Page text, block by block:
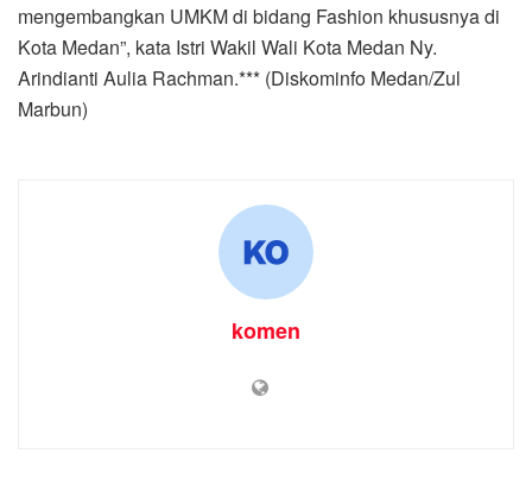
mengembangkan UMKM di bidang Fashion khususnya di
Kota Medan”, kata Istri Wakil Wali Kota Medan Ny.
Arindianti Aulia Rachman.*** (Diskominfo Medan/Zul
Marbun)
komen